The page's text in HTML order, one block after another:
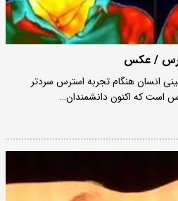
/ عکس
انسان هنگام تجربه استرس سردتر
است که اکنون دانشمندان…